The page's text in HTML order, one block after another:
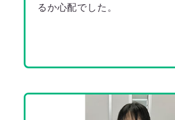
るか心配でした。